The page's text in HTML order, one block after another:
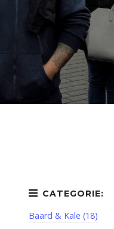
Baard & Kale (18)